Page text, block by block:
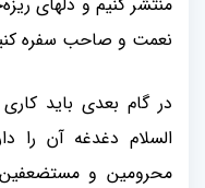
نعمت و صاحب سفره
در گام بعدی باید
السلام دغدغه آن را
محرومین و